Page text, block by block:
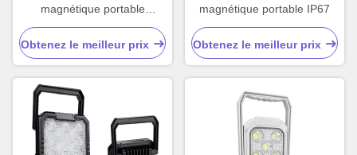
magnétique portable
extérieure 18W
Obtenez le meilleur prix
magnétique portable IP67
Obtenez le meilleur prix